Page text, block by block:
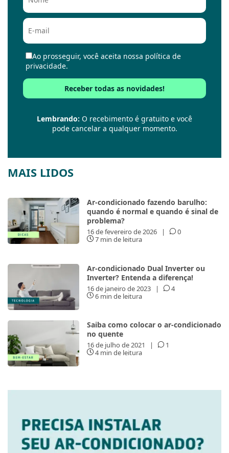
Ao prosseguir, você aceita nossa política de
privacidade.
Lembrando: O recebimento é gratuito e você
pode cancelar a qualquer momento.
MAIS LIDOS
Ar-condicionado fazendo barulho:
quando é normal e quando é sinal de
problema?
16 de fevereiro de 2026 |
0
7 min de leitura
Ar-condicionado Dual Inverter ou
Inverter? Entenda a diferença!
16 de janeiro de 2023 |
4
6 min de leitura
Saiba como colocar o ar-condicionado
no quente
16 de julho de 2021 |
1
4 min de leitura